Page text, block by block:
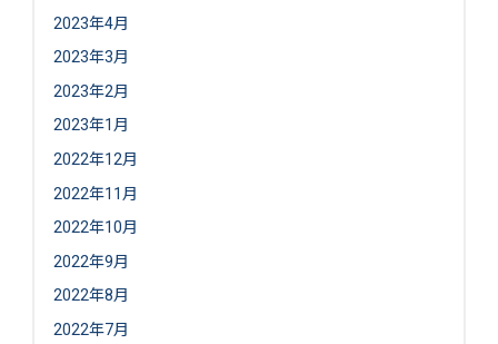
2023年4月
2023年3月
2023年2月
2023年1月
2022年12月
2022年11月
2022年10月
2022年9月
2022年8月
2022年7月